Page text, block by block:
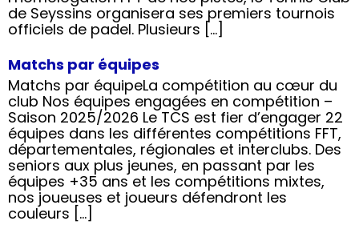
de Seyssins organisera ses premiers tournois
officiels de padel. Plusieurs […]
Matchs par équipes
Matchs par équipeLa compétition au cœur du
club Nos équipes engagées en compétition –
Saison 2025/2026 Le TCS est fier d’engager 22
équipes dans les différentes compétitions FFT,
départementales, régionales et interclubs. Des
seniors aux plus jeunes, en passant par les
équipes +35 ans et les compétitions mixtes,
nos joueuses et joueurs défendront les
couleurs […]